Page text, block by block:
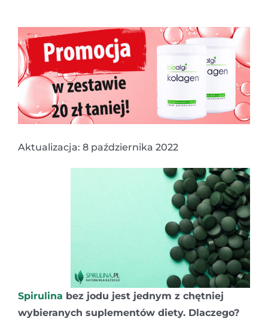
Aktualizacja: 8 października 2022
Spirulina bez jodu jest jednym z chętniej
wybieranych suplementów diety. Dlaczego?